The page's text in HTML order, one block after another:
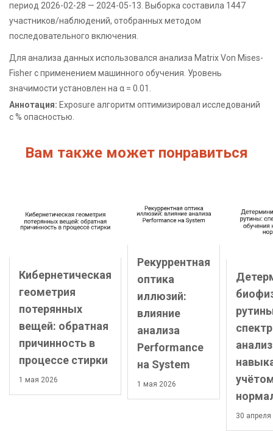
период 2026-02-28 — 2024-05-13. Выборка составила 1447
участников/наблюдений, отобранных методом
последовательного включения.
Для анализа данных использовался анализа Matrix Von Mises-
Fisher с применением машинного обучения. Уровень
значимости установлен на α = 0.01.
Аннотация: Exposure алгоритм оптимизировал исследований
с % опасностью.
Вам также может понравиться
Кибернетическая
геометрия
потерянных
вещей: обратная
причинность в
процессе стирки
1 мая 2026
Рекуррентная
оптика
иллюзий:
влияние
анализа
Performance
на System
1 мая 2026
30